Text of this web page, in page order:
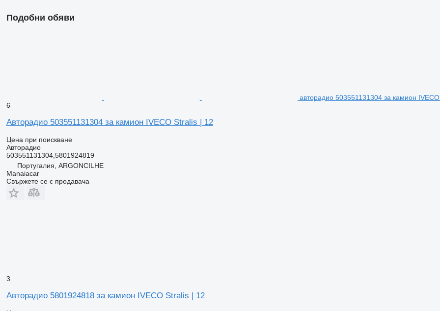
Подобни обяви
авторадио 503551131304 за камион
6
Авторадио 503551131304 за камион IVECO Stralis | 12
Цена при поискване
Авторадио
503551131304,5801924819
Португалия, ARGONCILHE
Manaiacar
Свържете се с продавача
3
Авторадио 5801924818 за камион IVECO Stralis | 12